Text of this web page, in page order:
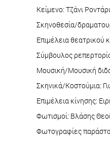
Κείμενο: Τζάνι Ροντάρι
Σκηνοθεσία/
Επιμέλεια θεατρικού
Σύμβουλος
Μουσική/Μουσική
Σκηνικά/Κοστούμια:
Επιμέλεια κίνησης:
Φωτισμοί: Βλάσης
Φωτογραφίες